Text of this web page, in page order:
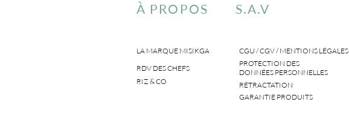
À PROPOS S.A.V
LA MARQUE MISIKGA
RDV DES CHEFS
RIZ & CO
CGU / CGV / MENTIONS LÉGALES
PROTECTION DES
DONNÉES PERSONNELLES
RÉTRACTATION
GARANTIE PRODUITS